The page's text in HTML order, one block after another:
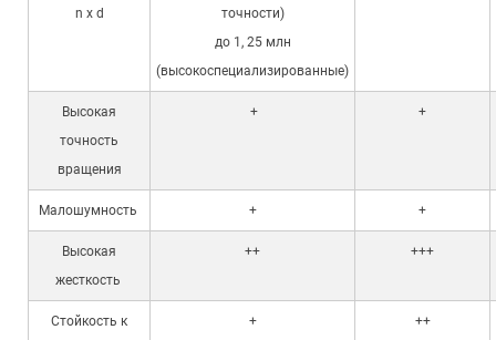
n x d
точности)
до 1, 25 млн
(высокоспециализированные)
Высокая
точность
вращения
+ +
Малошумность + +
Высокая
жесткость
++ +++
Стойкость к
+ ++